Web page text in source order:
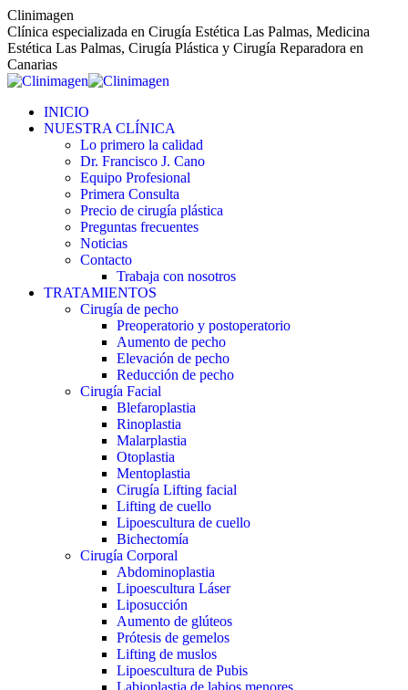
Saltar
al
contenido
Clinimagen
Clínica especializada en Cirugía Estética Las Palmas, Medicina
Estética Las Palmas, Cirugía Plástica y Cirugía Reparadora en
Canarias
INICIO
NUESTRA CLÍNICA
Lo primero la calidad
Dr. Francisco J. Cano
Equipo Profesional
Primera Consulta
Precio de cirugía plástica
Preguntas frecuentes
Noticias
Contacto
Trabaja con nosotros
TRATAMIENTOS
Cirugía de pecho
Preoperatorio y postoperatorio
Aumento de pecho
Elevación de pecho
Reducción de pecho
Cirugía Facial
Blefaroplastia
Rinoplastia
Malarplastia
Otoplastia
Mentoplastia
Cirugía Lifting facial
Lifting de cuello
Lipoescultura de cuello
Bichectomía
Cirugía Corporal
Abdominoplastia
Lipoescultura Láser
Liposucción
Aumento de glúteos
Prótesis de gemelos
Lifting de muslos
Lipoescultura de Pubis
Labioplastia de labios menores